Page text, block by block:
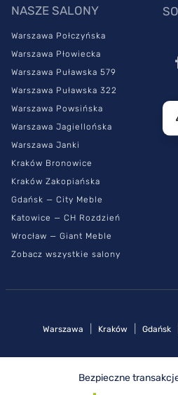
NASZE SALONY
Warszawa Połczyńska
Warszawa Płowiecka
Warszawa Puławska 579
Warszawa Puławska 322
Warszawa Powsińska
Warszawa Jagiellońska
Warszawa Janki
Kraków Bronowice
Kraków Zakopiańska
Gdańsk — City Meble
Katowice — CH Rozdzień
Wrocław — Giant Meble
Zobacz wszystkie salony
Warszawa Kraków Gdańsk
Bezpieczne